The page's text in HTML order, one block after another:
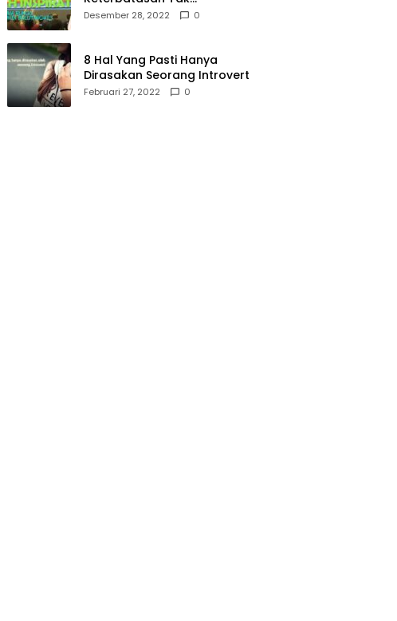
Menghalangi Segalanya
Desember 28, 2022 0
8 Hal Yang Pasti Hanya
Dirasakan Seorang Introvert
Februari 27, 2022 0